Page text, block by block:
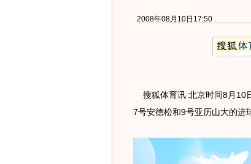
2008年08月10日17:50
搜狐体育讯 北京时间8月10
7号安德松和9号亚历山大的进